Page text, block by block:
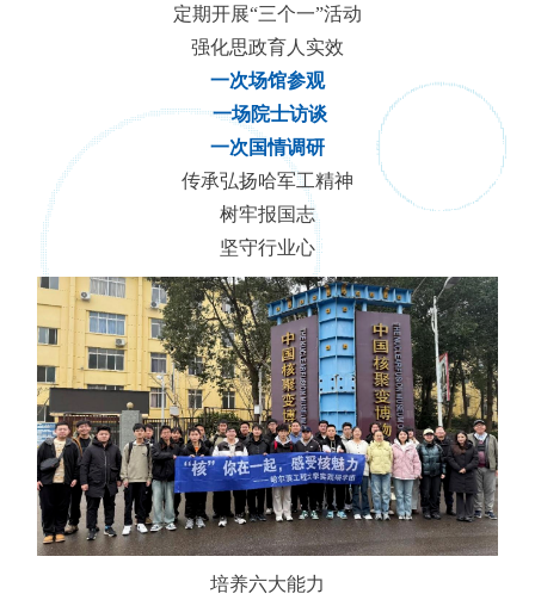
定期开展“三个一”活动
强化思政育人实效
一次场馆参观
一场院士访谈
一次国情调研
传承弘扬哈军工精神
树牢报国志
坚守行业心
培养六大能力